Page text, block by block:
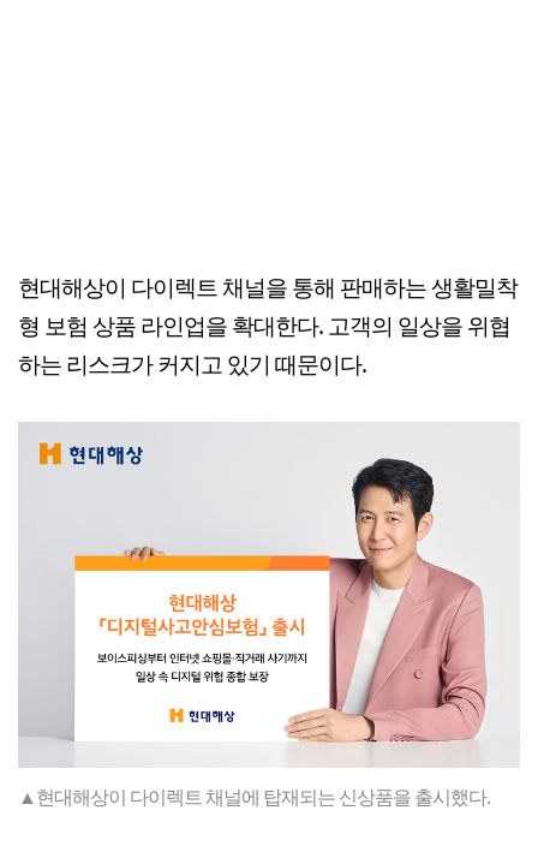
현대해상이 다이렉트 채널을 통해 판매하는 생활밀착
형 보험 상품 라인업을 확대한다. 고객의 일상을 위협
하는 리스크가 커지고 있기 때문이다.
▲현대해상이 다이렉트 채널에 탑재되는 신상품을 출시했다.